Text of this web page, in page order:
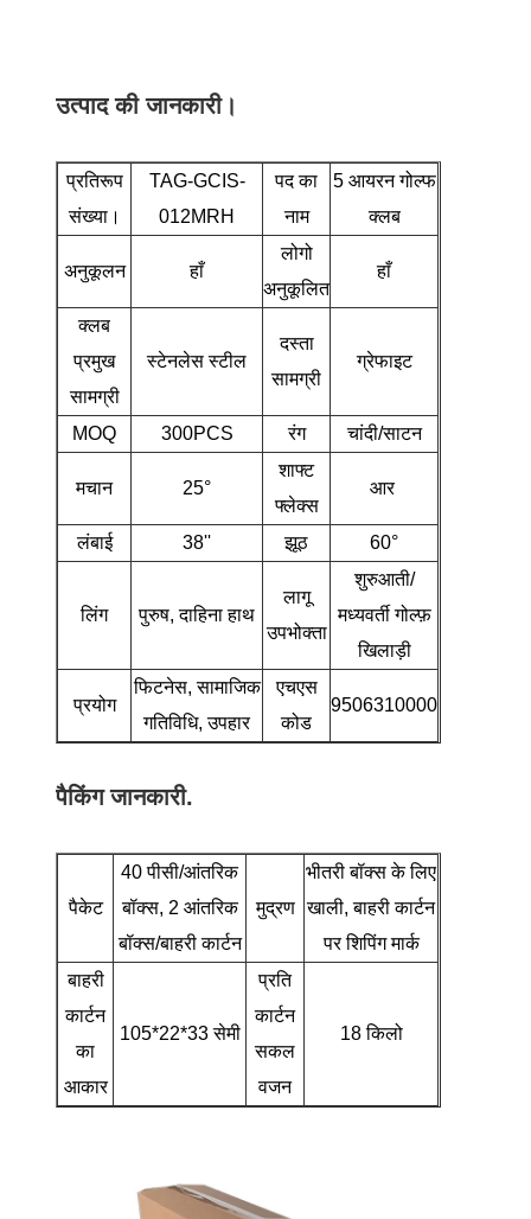
उत्पाद की जानकारी।
प्रतिरूप
संख्या।
TAG-GCIS-
012MRH
पद का
नाम
5 आयरन गोल्फ
क्लब
अनुकूलन हाँ
लोगो
अनुकूलित
हाँ
क्लब
प्रमुख
सामग्री
स्टेनलेस स्टील
दस्ता
सामग्री
ग्रेफाइट
MOQ 300PCS रंग चांदी/साटन
मचान 25°
शाफ्ट
फ्लेक्स
आर
लंबाई 38'' झूठ 60°
लिंग पुरुष, दाहिना हाथ
लागू
उपभोक्ता
शुरुआती/
मध्यवर्ती गोल्फ़
खिलाड़ी
प्रयोग
फिटनेस, सामाजिक
गतिविधि, उपहार
एचएस
कोड
9506310000
पैकिंग जानकारी.
पैकेट
40 पीसी/आंतरिक
बॉक्स, 2 आंतरिक
बॉक्स/बाहरी कार्टन
मुद्रण
भीतरी बॉक्स के लिए
खाली, बाहरी कार्टन
पर शिपिंग मार्क
बाहरी
कार्टन
का
आकार
105*22*33 सेमी
प्रति
कार्टन
सकल
वजन
18 किलो